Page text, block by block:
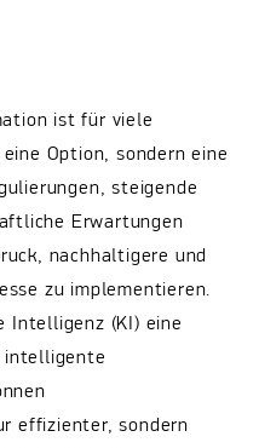
ist für viele
Option, sondern eine
steigende
Erwartungen
nachhaltigere und
zu implementieren.
Intelligenz (KI) eine
intelligente
effizienter, sondern